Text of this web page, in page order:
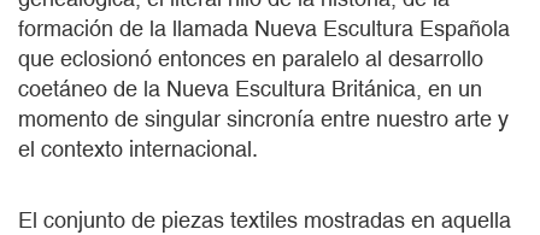
formación de la llamada Nueva Escultura Española
que eclosionó entonces en paralelo al desarrollo
coetáneo de la Nueva Escultura Británica, en un
momento de singular sincronía entre nuestro arte y
el contexto internacional.
El conjunto de piezas textiles mostradas en aquella